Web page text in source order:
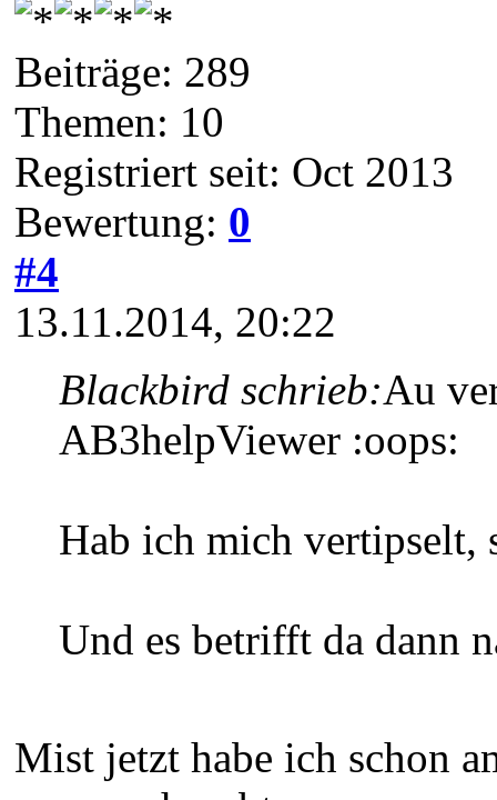
Beiträge: 289
Themen: 10
Registriert seit: Oct 2013
Bewertung: 0
#4
13.11.2014, 20:22
Blackbird schrieb:Au
AB3helpViewer :oops:
Hab ich mich vertipselt,
Und es betrifft da dann
Mist jetzt habe ich schon